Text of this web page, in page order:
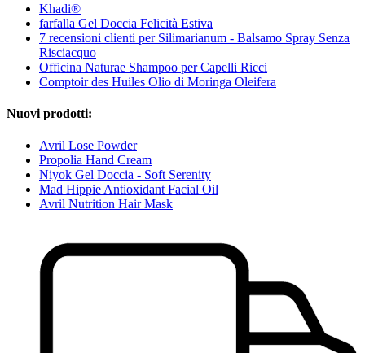
Khadi®
farfalla Gel Doccia Felicità Estiva
7 recensioni clienti per Silimarianum - Balsamo Spray Senza
Risciacquo
Officina Naturae Shampoo per Capelli Ricci
Comptoir des Huiles Olio di Moringa Oleifera
Nuovi prodotti:
Avril Lose Powder
Propolia Hand Cream
Niyok Gel Doccia - Soft Serenity
Mad Hippie Antioxidant Facial Oil
Avril Nutrition Hair Mask